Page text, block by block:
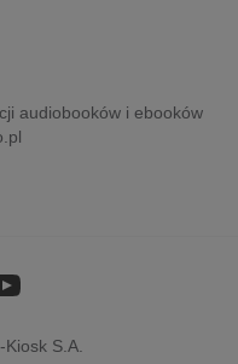
audiobooków i ebooków
Kiosk S.A.